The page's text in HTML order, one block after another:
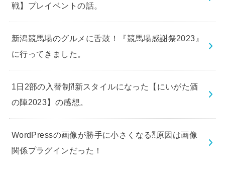
戦】プレイベントの話。
新潟競馬場のグルメに舌鼓！『競馬場感謝祭2023』
に行ってきました。
1日2部の入替制⁈新スタイルになった【にいがた酒
の陣2023】の感想。
WordPressの画像が勝手に小さくなる⁈原因は画像
関係プラグインだった！